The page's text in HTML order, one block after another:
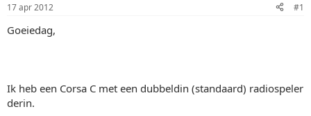
a
r
17 apr 2012 #1
Goeiedag,
Ik heb een Corsa C met een dubbeldin (standaard) radiospeler
derin.